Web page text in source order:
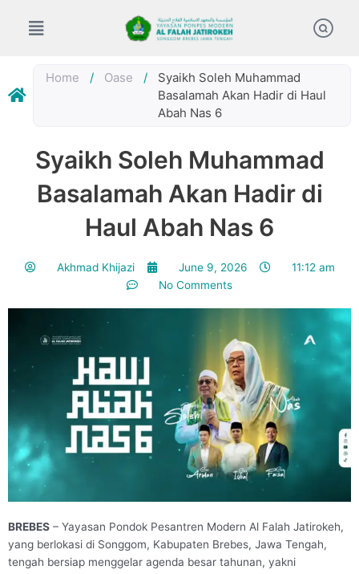
Home / Oase /
Syaikh Soleh Muhammad
Basalamah Akan Hadir di Haul
Abah Nas 6
Syaikh Soleh Muhammad
Basalamah Akan Hadir di
Haul Abah Nas 6
Akhmad Khijazi June 9, 2026
11:12 am
No Comments
BREBES – Yayasan Pondok Pesantren Modern Al Falah Jatirokeh,
yang berlokasi di Songgom, Kabupaten Brebes, Jawa Tengah,
tengah bersiap menggelar agenda besar tahunan, yakni